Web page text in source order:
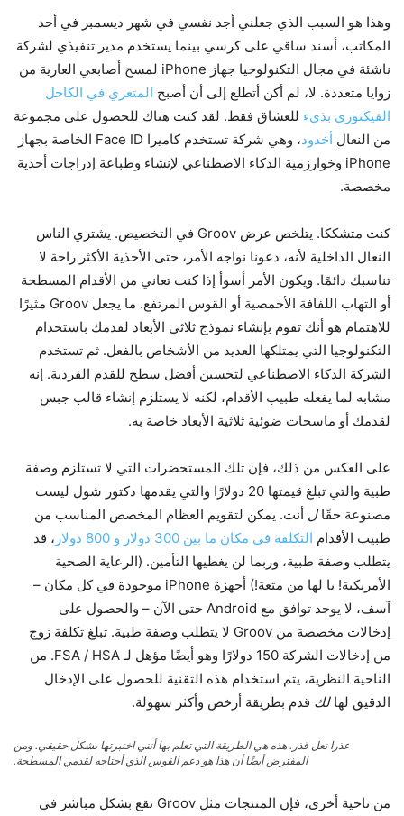
وهذا هو السبب الذي جعلني أجد نفسي في شهر ديسمبر في أحد
المكاتب، أسند ساقي على كرسي بينما يستخدم مدير تنفيذي لشركة
ناشئة في مجال التكنولوجيا جهاز iPhone لمسح أصابعي العارية من
زوايا متعددة. لا، لم أكن أتطلع إلى أن أصبح المتعري في الكاحل
الفيكتوري بذيء للعشاق فقط. لقد كنت هناك للحصول على مجموعة
من النعال أخدود
، وهي شركة تستخدم كاميرا Face ID الخاصة بجهاز
iPhone وخوارزمية الذكاء الاصطناعي لإنشاء وطباعة إدراجات أحذية
مخصصة.
كنت متشككا. يتلخص عرض Groov في التخصيص. يشتري الناس
النعال الداخلية لأنه، دعونا نواجه الأمر، حتى الأحذية الأكثر راحة لا
تناسبك دائمًا. ويكون الأمر أسوأ إذا كنت تعاني من الأقدام المسطحة
أو التهاب اللفافة الأخمصية أو القوس المرتفع. ما يجعل Groov مثيرًا
للاهتمام هو أنك تقوم بإنشاء نموذج ثلاثي الأبعاد لقدمك باستخدام
التكنولوجيا التي يمتلكها العديد من الأشخاص بالفعل. ثم تستخدم
الشركة الذكاء الاصطناعي لتحسين أفضل سطح للقدم الفردية. إنه
مشابه لما يفعله طبيب الأقدام، لكنه لا يستلزم إنشاء قالب جبس
لقدمك أو ماسحات ضوئية ثلاثية الأبعاد خاصة به.
على العكس من ذلك، فإن تلك المستحضرات التي لا تستلزم وصفة
طبية والتي تبلغ قيمتها 20 دولارًا والتي يقدمها دكتور شول ليست
مصنوعة حقًال أنت. يمكن لتقويم العظام المخصص المناسب من
طبيب الأقدام التكلفة في مكان ما بين 300 دولار و 800 دولار
، قد
يتطلب وصفة طبية، وربما لن يغطيها التأمين. (الرعاية الصحية
الأمريكية! يا لها من متعة!) أجهزة iPhone موجودة في كل مكان –
آسف، لا يوجد توافق مع Android حتى الآن – والحصول على
إدخالات مخصصة من Groov لا يتطلب وصفة طبية. تبلغ تكلفة زوج
من إدخالات الشركة 150 دولارًا وهو أيضًا مؤهل لـ FSA / HSA. من
الناحية النظرية، يتم استخدام هذه التقنية للحصول على الإدخال
الدقيق لهالك قدم بطريقة أرخص وأكثر سهولة.
عذرا نعل قذر. هذه هي الطريقة التي تعلم بها أنني اختبرتها بشكل حقيقي. ومن
المفترض أيضًا أن هذا هو دعم القوس الذي أحتاجه لقدمي المسطحة.
من ناحية أخرى، فإن المنتجات مثل Groov تقع بشكل مباشر في